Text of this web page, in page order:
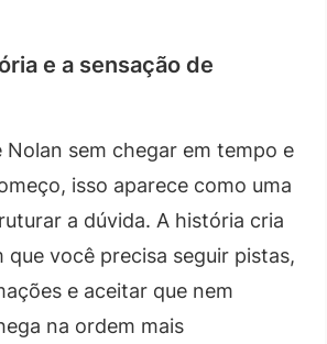
e a sensação de
Nolan sem chegar em tempo e
isso aparece como uma
a dúvida. A história cria
que você precisa seguir pistas,
e aceitar que nem
na ordem mais